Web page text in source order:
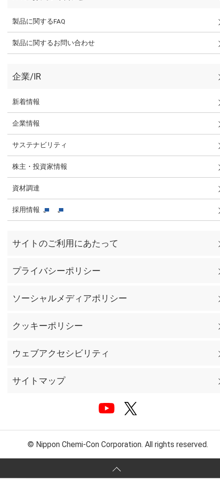
製品に関するFAQ
製品に関するお問い合わせ
企業/IR
新着情報
企業情報
サステナビリティ
株主・投資家情報
資材調達
採用情報
サイトのご利用にあたって
プライバシーポリシー
ソーシャルメディアポリシー
クッキーポリシー
ウェブアクセシビリティ
サイトマップ
© Nippon Chemi-Con Corporation. All rights reserved.